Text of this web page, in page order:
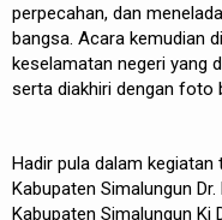
perpecahan, dan
bangsa. Acara kemudian
keselamatan negeri yang
serta diakhiri dengan foto
Hadir pula dalam
Kabupaten Simalungun
Kabupaten Simalungun Ki